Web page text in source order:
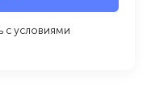
с условиями